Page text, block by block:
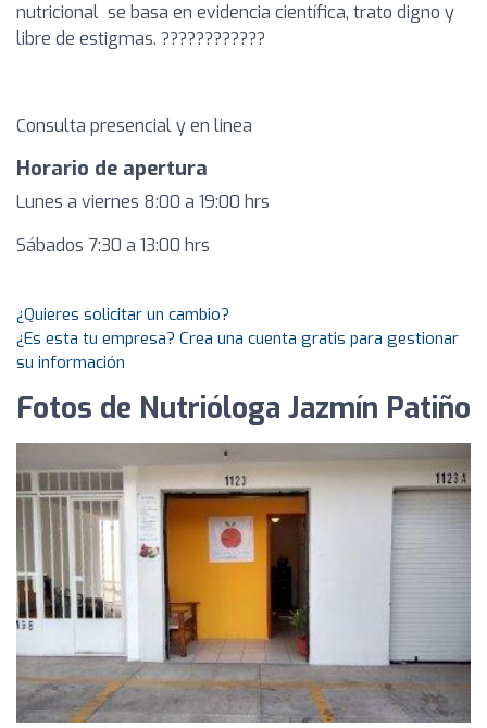
nutricional se basa en evidencia científica, trato digno y
libre de estigmas. ????????????
Consulta presencial y en linea
Horario de apertura
Lunes a viernes 8:00 a 19:00 hrs
Sábados 7:30 a 13:00 hrs
¿Quieres solicitar un cambio?
¿Es esta tu empresa? Crea una cuenta gratis para gestionar
su información
Fotos de Nutrióloga Jazmín Patiño